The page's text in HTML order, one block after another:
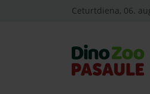
Ceturtdiena, 06.